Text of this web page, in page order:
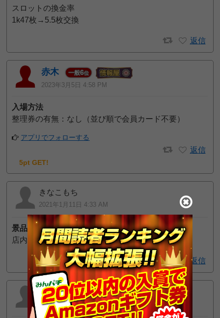
スロットの換金率
1k47枚→5.5枚交換
返信
赤木 一般6位
2023年3月5日 4:58 PM
入場方法
整理券の有無：なし（並び順で会員カード不要）
アプリでフォローする
返信
5pt GET!
きなこもち
2021年1月11日 4:33 AM
景品交換所の場所
店内から立体駐車場に出たすぐ右手側です
返信
きなこもち
2021年1月11日 4:27 AM